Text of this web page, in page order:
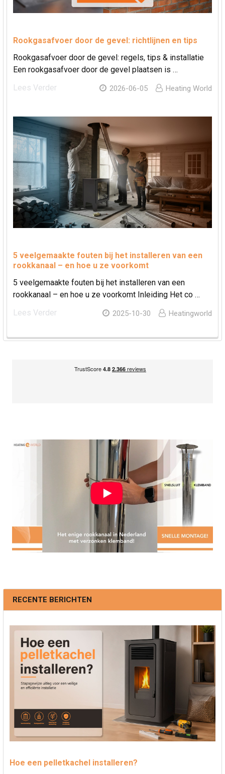
RECENTE BERICHTEN
Hoe een pelletkachel installeren?
Rookgasafvoer door de gevel: richtlijnen en tips
Rookgasafvoer door de gevel: regels, tips & installatie
Een rookgasafvoer door de gevel plaatsen is …
Lees Verder
2026-06-05 Heating World
5 veelgemaakte fouten bij het installeren van een
rookkanaal – en hoe u ze voorkomt
5 veelgemaakte fouten bij het installeren van een
rookkanaal – en hoe u ze voorkomt Inleiding Het co …
Lees Verder
2025-10-30 Heatingworld